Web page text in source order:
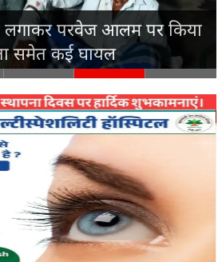
लगाकर परवेज आलम पर किया
समेत कई घायल